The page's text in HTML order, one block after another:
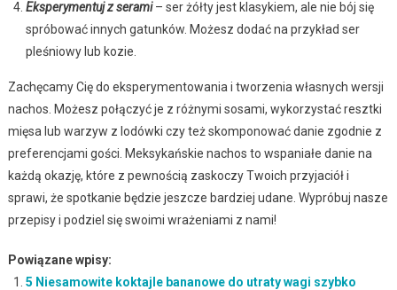
Eksperymentuj z serami– ser żółty jest klasykiem, ale nie bój się
spróbować innych gatunków. Możesz dodać na przykład ser
pleśniowy lub kozie.
Zachęcamy Cię do eksperymentowania i tworzenia własnych wersji
nachos. Możesz połączyć je z różnymi sosami, wykorzystać resztki
mięsa lub warzyw z lodówki czy też skomponować danie zgodnie z
preferencjami gości. Meksykańskie nachos to wspaniałe danie na
każdą okazję, które z pewnością zaskoczy Twoich przyjaciół i
sprawi, że spotkanie będzie jeszcze bardziej udane. Wypróbuj nasze
przepisy i podziel się swoimi wrażeniami z nami!
Powiązane wpisy:
5 Niesamowite koktajle bananowe do utraty wagi szybko